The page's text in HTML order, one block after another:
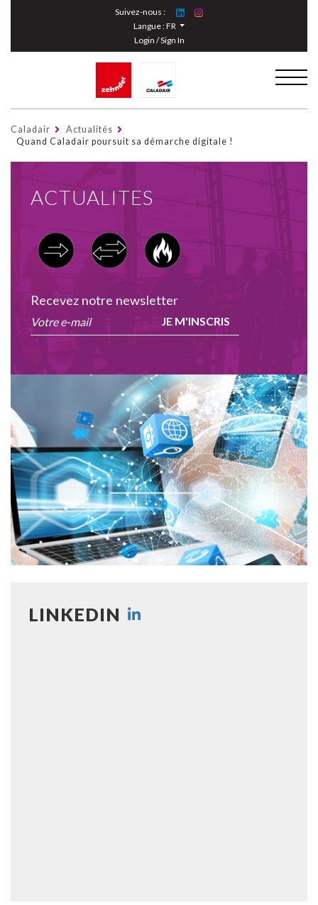
Suivez-nous :
Langue :FR
Login / Sign In
Caladair
Actualités
Quand Caladair poursuit sa démarche digitale !
ACTUALITES
Recevez notre newsletter
JE M'INSCRIS
LINKEDIN
Cookies management panel